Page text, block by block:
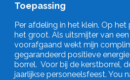
Toepassing
Per afdeling in het klein. Op
het groot. Als uitsmijter van
voorafgaand wekt mijn
gegarandeerd positieve
borrel. Voor bij de kerstborrel,
jaarlijkse personeelsfeest. You